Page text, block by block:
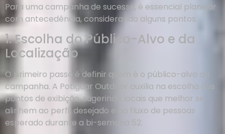
Para uma campanha de sucesso, é essencial planejar
com antecedência, considerando alguns pontos:
1. Escolha do Público-Alvo e da
Localização
O primeiro passo é definir quem é o público-alvo da
campanha. A Potiguar Outdoor auxilia na escolha dos
pontos de exibição, sugerindo locais que melhor se
alinhem ao perfil desejado e ao fluxo de pessoas
esperado durante a bi-semana 52.